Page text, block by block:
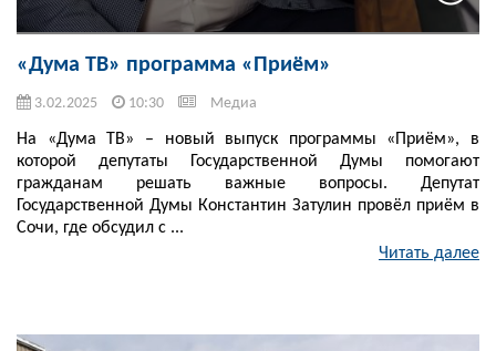
«Дума ТВ» программа «Приём»
3.02.2025 10:30 Медиа
На «Дума ТВ» – новый выпуск программы «Приём», в
которой депутаты Государственной Думы помогают
гражданам решать важные вопросы. Депутат
Государственной Думы Константин Затулин провёл приём в
Сочи, где обсудил с ...
Читать далее